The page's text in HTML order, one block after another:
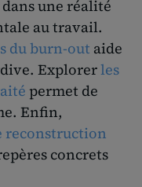
une réalité
au travail.
du burn-out aide
Explorerles
permet de
Enfin,
reconstruction
concrets